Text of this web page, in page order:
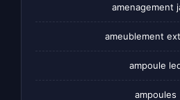
amenagement
ameublement
ampoule
ampoules